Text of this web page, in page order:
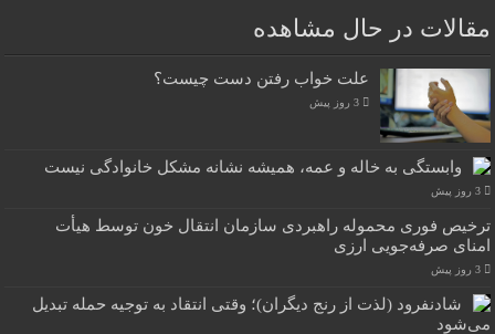
مقالات در حال مشاهده
علت خواب رفتن دست چیست؟
3 روز پیش
وابستگی به خاله و عمه، همیشه نشانه مشکل خانوادگی نیست
3 روز پیش
ترخیص فوری محموله راهبردی سازمان انتقال خون توسط هیأت
امنای صرفه‌جویی ارزی
3 روز پیش
شادنفرود (لذت از رنج دیگران)؛ وقتی انتقاد به توجیه حمله تبدیل
می‌شود